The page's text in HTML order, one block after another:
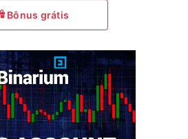
Bônus grátis